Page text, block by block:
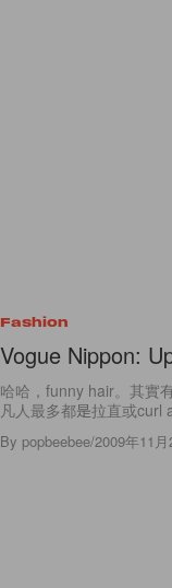
Fashion
Vogue Nippon:
哈哈，funny hair。其實
凡人最多都是拉直或curl
By popbeebee/2009年11月